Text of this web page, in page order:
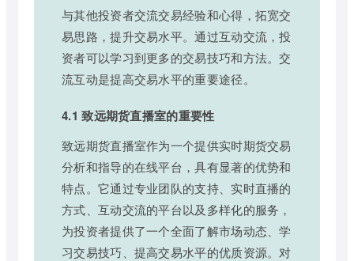
与其他投资者交流交易经验和心得，拓宽交
易思路，提升交易水平。通过互动交流，投
资者可以学习到更多的交易技巧和方法。交
流互动是提高交易水平的重要途径。
4.1 致远期货直播室的重要性
致远期货直播室作为一个提供实时期货交易
分析和指导的在线平台，具有显著的优势和
特点。它通过专业团队的支持、实时直播的
方式、互动交流的平台以及多样化的服务，
为投资者提供了一个全面了解市场动态、学
习交易技巧、提高交易水平的优质资源。对